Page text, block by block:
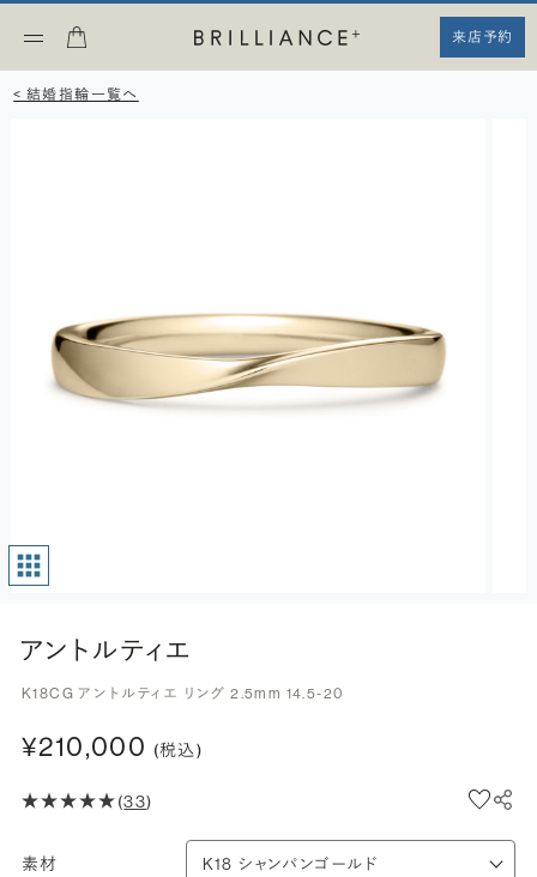
来店予約
< 結婚指輪一覧へ
アントルティエ
K18CG アントルティエ リング 2.5mm 14.5-20
¥210,000 (税込)
(33)
素材